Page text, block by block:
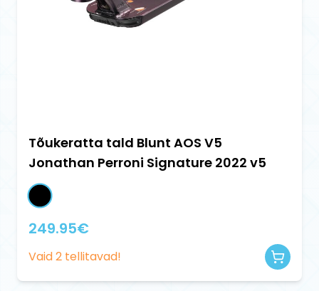
Tõukeratta tald Blunt AOS V5
Jonathan Perroni Signature 2022 v5
249.95€
Vaid2 tellitavad!